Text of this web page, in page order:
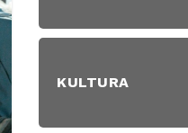
KULTURA